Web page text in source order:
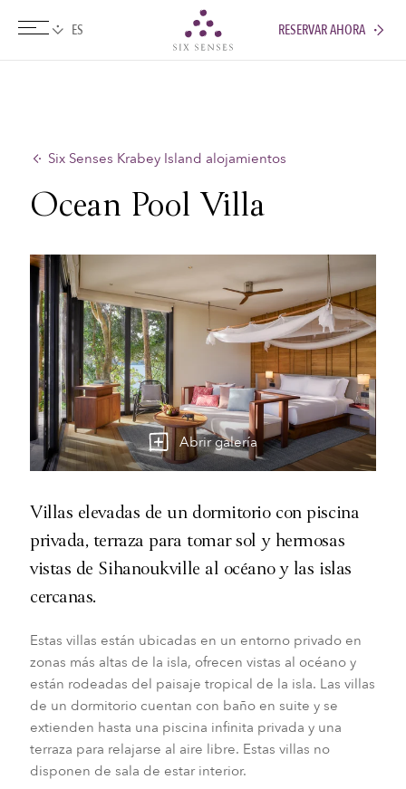
Six sensesRESERVAR AHORA
Six Senses Krabey Island alojamientos
Ocean Pool Villa
Abrir galería
Villas elevadas de un dormitorio con piscina
privada, terraza para tomar sol y hermosas
vistas de Sihanoukville al océano y las islas
cercanas.
Estas villas están ubicadas en un entorno privado en
zonas más altas de la isla, ofrecen vistas al océano y
están rodeadas del paisaje tropical de la isla. Las villas
de un dormitorio cuentan con baño en suite y se
extienden hasta una piscina infinita privada y una
terraza para relajarse al aire libre. Estas villas no
disponen de sala de estar interior.